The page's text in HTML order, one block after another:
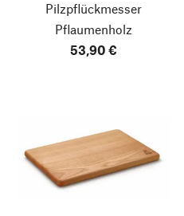
Pilzpflückmesser
Pflaumenholz
53,90 €